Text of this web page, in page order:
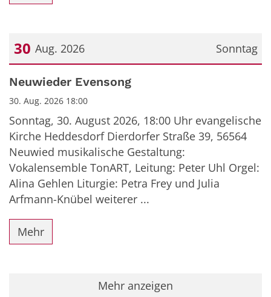
Sonntag
30 Aug. 2026
Datum: 30. August 2026
Neuwieder Evensong
30. Aug. 2026 18:00
Sonntag, 30. August 2026, 18:00 Uhr evangelische
Kirche Heddesdorf Dierdorfer Straße 39, 56564
Neuwied musikalische Gestaltung:
Vokalensemble TonART, Leitung: Peter Uhl Orgel:
Alina Gehlen Liturgie: Petra Frey und Julia
Arfmann-Knübel weiterer ...
Mehr
Mehr anzeigen